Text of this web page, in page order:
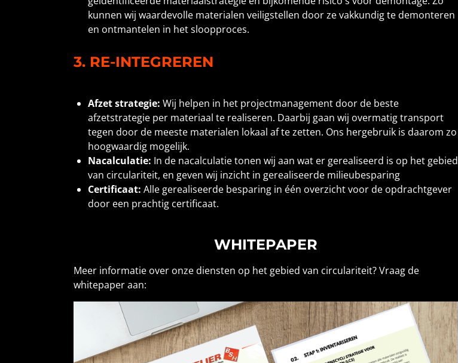
kunnen wij waardevolle materialen veiligstellen door ze vakkundig te demonteren
en ontmantelen in het sloopproces.
3. RE-INTEGREREN
Afzet strategie: Wij helpen in het projectmanagement door de beste
afzetstrategie per materiaal te realiseren. Daarbij gaan wij overmatig transport
tegen door de meeste materialen lokaal af te zetten. Ons hergebruik is daarom zo
hoogwaardig mogelijk.
Nacalculatie: In de nacalculatie tonen wij aan wat er gerealiseerd is op het gebied
van circulariteit, en geven wij inzicht in gerealiseerde milieubesparing
Certificaat: Alle gerealiseerde besparing in één overzicht voor de opdrachtgever
door een prachtig certificaat.
WHITEPAPER
Meer informatie over onze diensten op het gebied van circulariteit? Vraag de
whitepaper aan: